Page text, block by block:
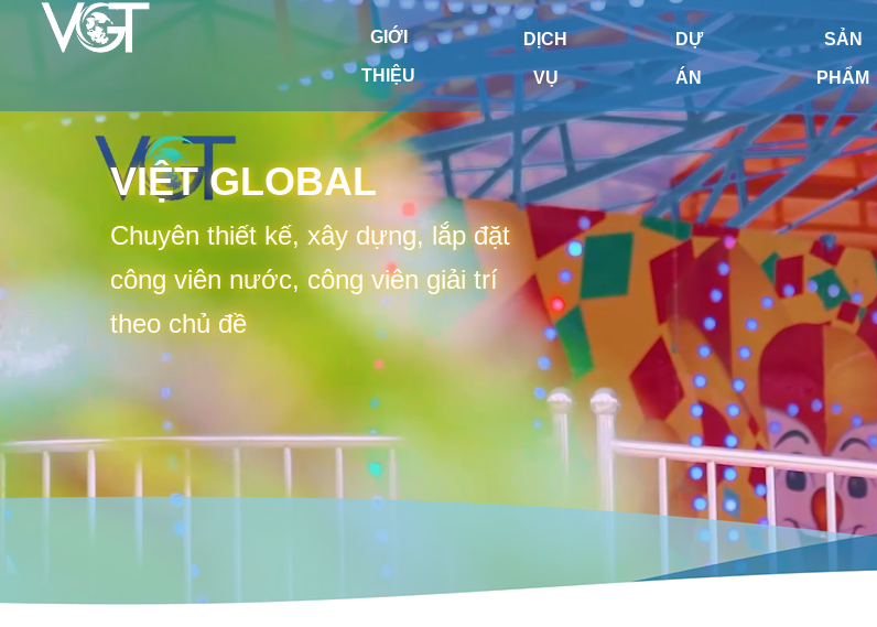
GIỚI
THIỆU
DỊCH
VỤ
DỰ
ÁN
SẢN
PHẨM
VIỆT GLOBAL
Chuyên thiết kế, xây dựng, lắp đặt
công viên nước, công viên giải trí
theo chủ đề